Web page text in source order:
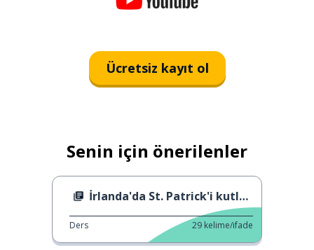
Ücretsiz kayıt ol
Senin için önerilenler
İrlanda'da St. Patrick'i kutlama
Ders 29 kelime/ifade